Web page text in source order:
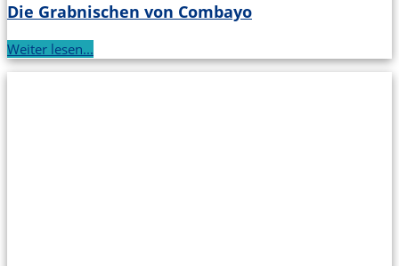
Die Grabnischen von Combayo
Weiter lesen...